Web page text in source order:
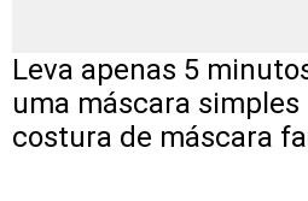
Leva apenas 5
uma máscara
costura de máscara